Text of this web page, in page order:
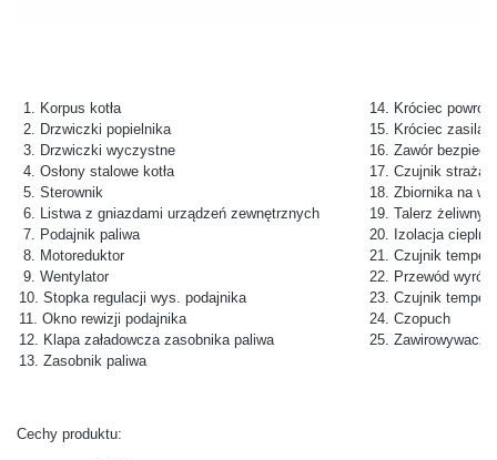
1. Korpus kotła
14. Króciec powrotu
2. Drzwiczki popielnika
15. Króciec
3. Drzwiczki wyczystne
16. Zawór
4. Osłony stalowe kotła
17. Czujnik
5. Sterownik
18. Zbiornika na
6. Listwa z gniazdami urządzeń zewnętrznych
19. Talerz żeliwny
7. Podajnik paliwa
20. Izolacja cieplna
8. Motoreduktor
21. Czujnik
9. Wentylator
22. Przewód
10. Stopka regulacji wys. podajnika
23. Czujnik
11. Okno rewizji podajnika
24. Czopuch
12. Klapa załadowcza zasobnika paliwa
25. Zawirowywacze
13. Zasobnik paliwa
Cechy produktu: